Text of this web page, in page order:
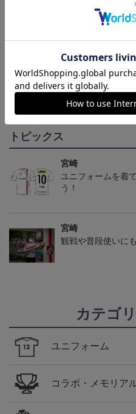
テゲバジャーロ宮崎 ピ
カチュウ タオルマフラー
テゲバジャ
ランブル キ
1,100円
トピックス
宮崎
ユニフォームを着
う！
宮崎
観戦や普段使いに
カテゴ
ユニフォーム
コラボ・メモリア